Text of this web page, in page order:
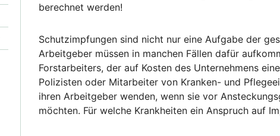
berechnet werden!
Schutzimpfungen sind nicht nur eine Aufgabe der
Arbeitgeber müssen in manchen Fällen dafür
Forstarbeiters, der auf Kosten des Unternehmens
Polizisten oder Mitarbeiter von Kranken- und
ihren Arbeitgeber wenden, wenn sie vor
möchten. Für welche Krankheiten ein Anspruch auf